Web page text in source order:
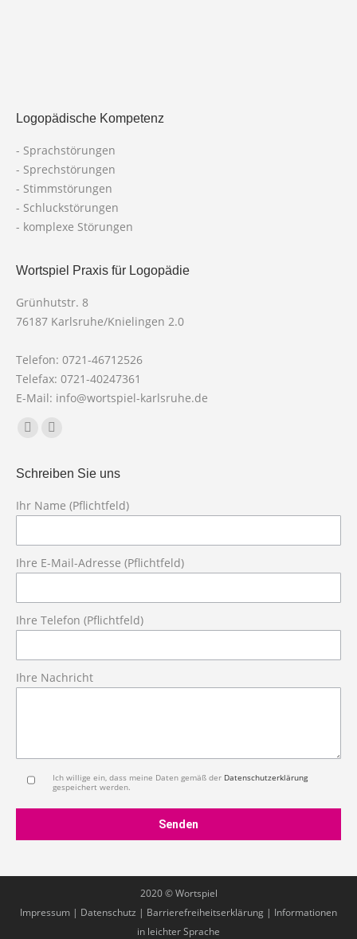
Logopädische Kompetenz
- Sprachstörungen
- Sprechstörungen
- Stimmstörungen
- Schluckstörungen
- komplexe Störungen
Wortspiel Praxis für Logopädie
Grünhutstr. 8
76187 Karlsruhe/Knielingen 2.0
Telefon: 0721-46712526
Telefax: 0721-40247361
E-Mail: info@wortspiel-karlsruhe.de
Finden Sie uns auf:
Facebook
opens
in
new
X
opens
new
Schreiben Sie uns
Ihr Name (Pflichtfeld)
Ihre E-Mail-Adresse (Pflichtfeld)
Ihre Telefon (Pflichtfeld)
Ihre Nachricht
Ich willige ein, dass meine Daten gemäß der Datenschutzerklärung
gespeichert werden.
2020 © Wortspiel
Impressum | Datenschutz | Barrierefreiheitserklärung | Informationen
in leichter Sprache